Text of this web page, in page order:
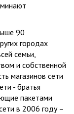
90
городах
семьи,
и собственной
магазинов сети
- братья
пакетами
в 2006 году –